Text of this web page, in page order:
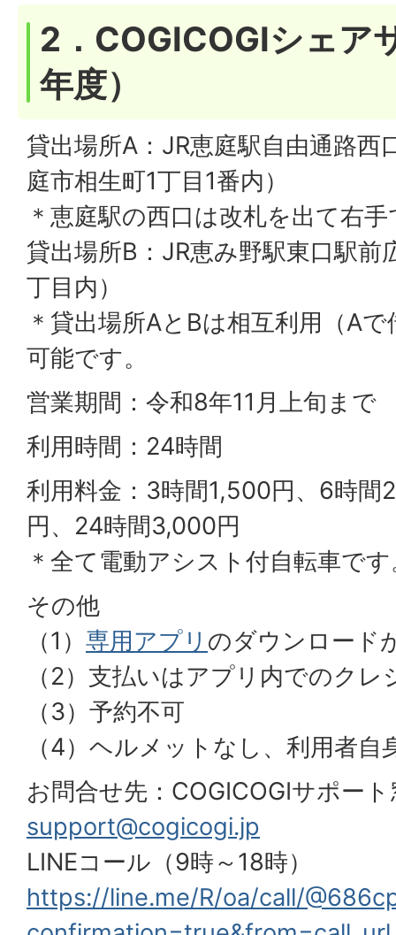
2．COGICOGIシェア
年度）
貸出場所A：JR恵庭駅自由通路西
庭市相生町1丁目1番内）
＊恵庭駅の西口は改札を出て右
貸出場所B：JR恵み野駅東口駅前
丁目内）
＊貸出場所AとBは相互利用（A
可能です。
営業期間：令和8年11月上旬まで
利用時間：24時間
利用料金：3時間1,500円、6時
円、24時間3,000円
＊全て電動アシスト付自転車で
その他
（1） 専用アプリ のダウンロード
（2）支払いはアプリ内でのク
（3）予約不可
（4）ヘルメットなし、利用者自
お問合せ先：COGICOGIサポート
support@cogicogi.jp
LINEコール（9時～18時）
https://line.me/R/oa/call/